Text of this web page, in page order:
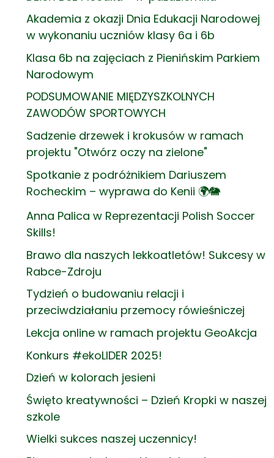
Akademia z okazji Dnia Edukacji Narodowej
w wykonaniu uczniów klasy 6a i 6b
Klasa 6b na zajęciach z Pienińskim Parkiem
Narodowym
PODSUMOWANIE MIĘDZYSZKOLNYCH
ZAWODÓW SPORTOWYCH
Sadzenie drzewek i krokusów w ramach
projektu "Otwórz oczy na zielone"
Spotkanie z podróżnikiem Dariuszem
Rocheckim – wyprawa do Kenii 🌍🐘
Anna Palica w Reprezentacji Polish Soccer
Skills!
Brawo dla naszych lekkoatletów! Sukcesy w
Rabce-Zdroju
Tydzień o budowaniu relacji i
przeciwdziałaniu przemocy rówieśniczej
Lekcja online w ramach projektu GeoAkcja
Konkurs #ekoLIDER 2025!
Dzień w kolorach jesieni
Święto kreatywności – Dzień Kropki w naszej
szkole
Wielki sukces naszej uczennicy!